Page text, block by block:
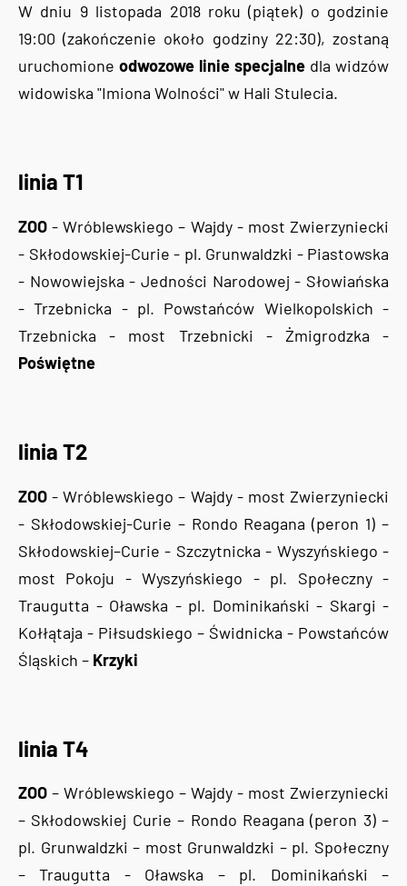
W dniu 9 listopada 2018 roku (piątek) o godzinie
19:00 (zakończenie około godziny 22:30), zostaną
uruchomione odwozowe linie specjalne dla widzów
widowiska "Imiona Wolności" w Hali Stulecia.
linia T1
ZOO - Wróblewskiego – Wajdy - most Zwierzyniecki
- Skłodowskiej-Curie - pl. Grunwaldzki - Piastowska
- Nowowiejska - Jedności Narodowej - Słowiańska
- Trzebnicka - pl. Powstańców Wielkopolskich -
Trzebnicka - most Trzebnicki - Żmigrodzka -
Poświętne
linia T2
ZOO - Wróblewskiego – Wajdy - most Zwierzyniecki
- Skłodowskiej-Curie – Rondo Reagana (peron 1) –
Skłodowskiej–Curie - Szczytnicka - Wyszyńskiego -
most Pokoju - Wyszyńskiego - pl. Społeczny -
Traugutta - Oławska - pl. Dominikański - Skargi -
Kołłątaja - Piłsudskiego – Świdnicka - Powstańców
Śląskich – Krzyki
linia T4
ZOO – Wróblewskiego – Wajdy - most Zwierzyniecki
– Skłodowskiej Curie – Rondo Reagana (peron 3) –
pl. Grunwaldzki – most Grunwaldzki – pl. Społeczny
– Traugutta - Oławska – pl. Dominikański –